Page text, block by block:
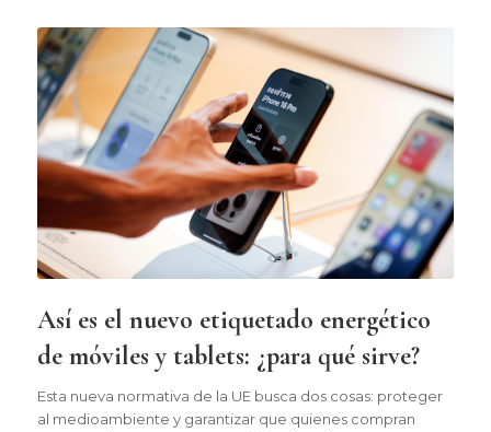
Así es el nuevo etiquetado energético
de móviles y tablets: ¿para qué sirve?
Esta nueva normativa de la UE busca dos cosas: proteger
al medioambiente y garantizar que quienes compran